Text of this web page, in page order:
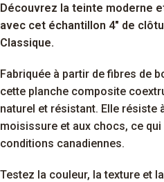
Découvrez la teinte moderne
avec cet échantillon 4″ de
Classique.
Fabriquée à partir de fibres de
cette planche composite
naturel et résistant. Elle résiste
moisissure et aux chocs, ce
conditions canadiennes.
Testez la couleur, la texture et